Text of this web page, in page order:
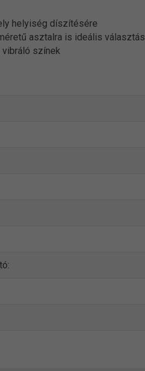
helyiség díszítésére
asztalra is ideális választás
vibráló színek